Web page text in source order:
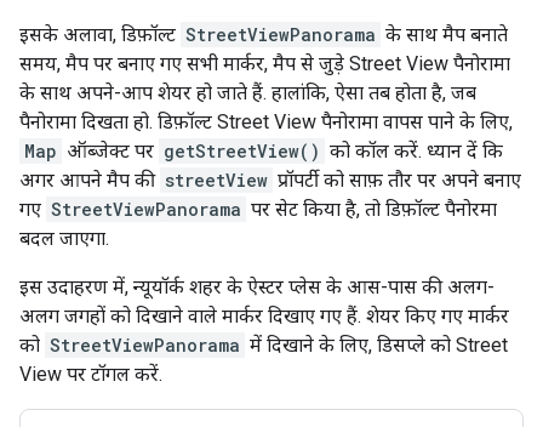
इसके अलावा, डिफ़ॉल्ट StreetViewPanorama के साथ मैप बनाते
समय, मैप पर बनाए गए सभी मार्कर, मैप से जुड़े Street View पैनोरामा
के साथ अपने-आप शेयर हो जाते हैं. हालांकि, ऐसा तब होता है, जब
पैनोरामा दिखता हो. डिफ़ॉल्ट Street View पैनोरामा वापस पाने के लिए,
Map ऑब्जेक्ट पर getStreetView() को कॉल करें. ध्यान दें कि
अगर आपने मैप की streetView प्रॉपर्टी को साफ़ तौर पर अपने बनाए
गए StreetViewPanorama पर सेट किया है, तो डिफ़ॉल्ट पैनोरमा
बदल जाएगा.
इस उदाहरण में, न्यूयॉर्क शहर के ऐस्टर प्लेस के आस-पास की अलग-
अलग जगहों को दिखाने वाले मार्कर दिखाए गए हैं. शेयर किए गए मार्कर
को StreetViewPanorama में दिखाने के लिए, डिसप्ले को Street
View पर टॉगल करें.